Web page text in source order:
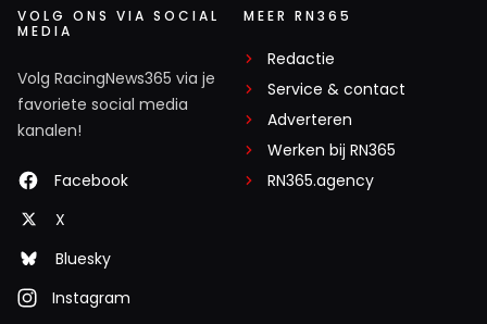
VOLG ONS VIA SOCIAL
MEDIA
Volg RacingNews365 via je
favoriete social media
kanalen!
Facebook
X
Bluesky
Instagram
MEER RN365
Redactie
Service & contact
Adverteren
Werken bij RN365
RN365.agency